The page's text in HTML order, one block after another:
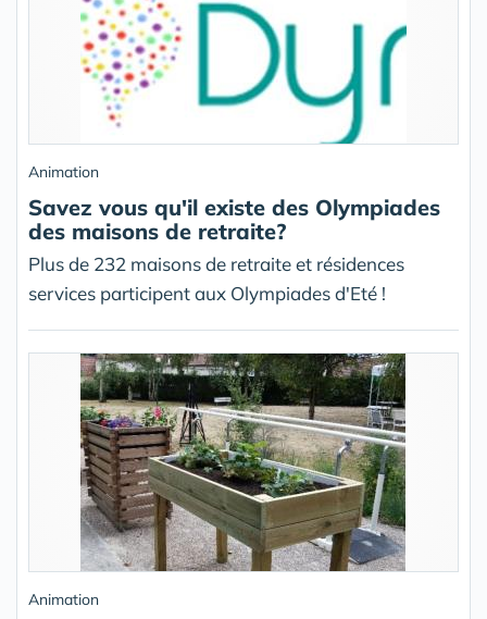
Animation
Savez vous qu'il existe des Olympiades
des maisons de retraite?
Plus de 232 maisons de retraite et résidences
services participent aux Olympiades d'Eté !
Animation